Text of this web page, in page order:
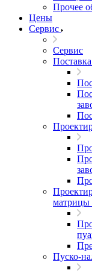
Прочее
Цены
Сервис
Сервис
матрицы
Пуско-